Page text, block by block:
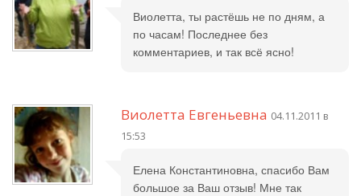
Виолетта, ты растёшь не по дням, а
по часам! Последнее без
комментариев, и так всё ясно!
Виолетта Евгеньевна 04.11.2011 в
15:53
Елена Константиновна, спасибо Вам
большое за Ваш отзыв! Мне так